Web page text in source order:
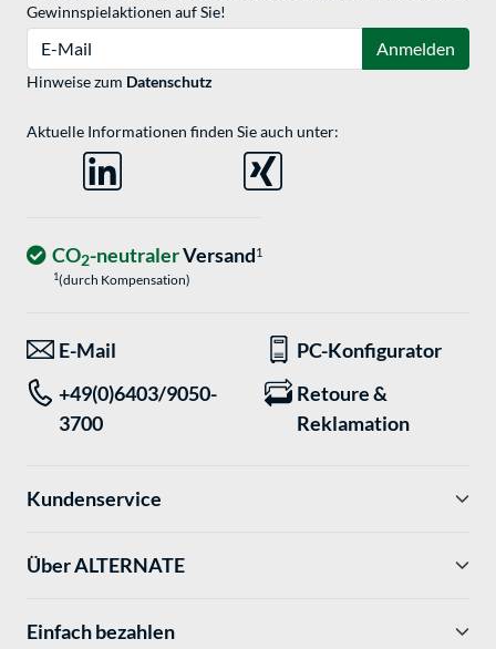
Gewinnspielaktionen auf Sie!
Anmelden
Hinweise zum Datenschutz
Aktuelle Informationen finden Sie auch unter:
CO2-neutralerVersand1
1(durch Kompensation)
E-Mail
PC-Konfigurator
+49(0)6403/9050-
3700
Retoure &
Reklamation
Kundenservice
Über ALTERNATE
Einfach bezahlen